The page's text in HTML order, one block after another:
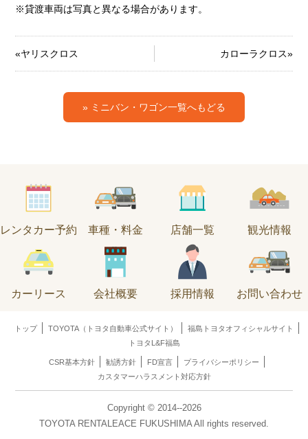
貸渡車両は写真と異なる場合があります。
ヤリスクロス カローラクロス
» ミニバン・ワゴン一覧へもどる
レンタカー予約 車種・料金 店舗一覧 観光情報
カーリース 会社概要 採用情報 お問い合わせ
トップ TOYOTA（トヨタ自動車公式サイト）
福島トヨタオフィシャルサイト
トヨタL&F福島
CSR基本方針 勧誘方針 FD宣言
プライバシーポリシー
カスタマーハラスメント対応方針
Copyright © 2014--2026
TOYOTA RENTALEACE FUKUSHIMA All rights reserved.